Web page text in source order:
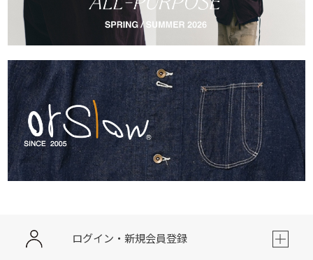
ログイン・新規会員登録